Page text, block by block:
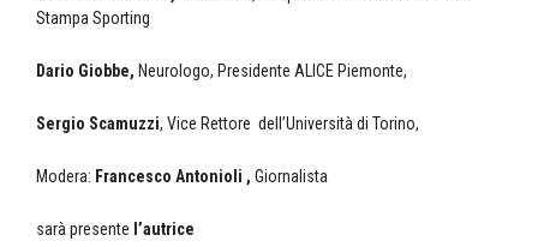
Stampa Sporting
Dario Giobbe, Neurologo, Presidente ALICE Piemonte,
Sergio Scamuzzi, Vice Rettore dell’Università di Torino,
Modera: Francesco Antonioli , Giornalista
sarà presente l’autrice